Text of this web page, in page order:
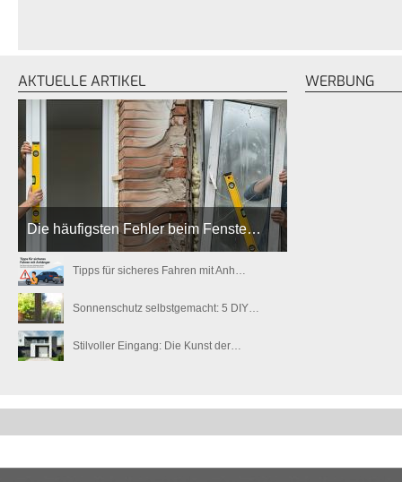
AKTUELLE ARTIKEL
Die häufigsten Fehler beim Fenste…
Tipps für sicheres Fahren mit Anh…
Sonnenschutz selbstgemacht: 5 DIY…
Stilvoller Eingang: Die Kunst der…
WERBUNG